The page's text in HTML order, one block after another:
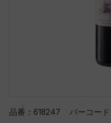
品番： 618247 バーコード